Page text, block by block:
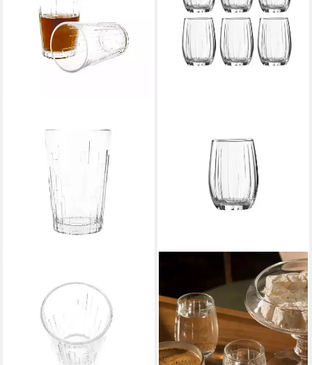
Gläser-Set 3er Gläser-Set
Wassergläser Trinkgläser
Saftgläser 330 ml mit Muster,
17,95 €
Glas 420212 Wassergläser
zum Mokka 115 ml 6er Set
Likörgläser/Espressoglas, 6-
tlg.
13,95 €
16,90 €